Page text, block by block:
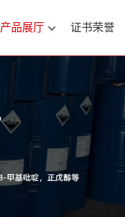
产品展厅 证书荣誉